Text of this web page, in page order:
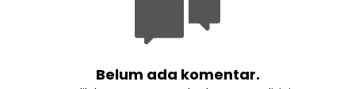
Belum ada komentar.